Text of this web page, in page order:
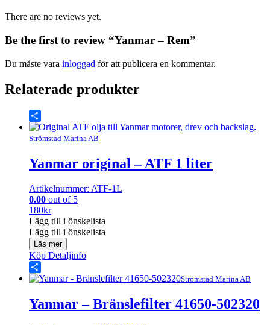
There are no reviews yet.
Be the first to review “Yanmar – Rem”
Du måste vara inloggad för att publicera en kommentar.
Relaterade produkter
Share
Strömstad Marina AB
Yanmar original – ATF 1 liter
Artikelnummer: ATF-1L
0.00 out of 5
180kr
Lägg till i önskelista
Lägg till i önskelista
Läs mer
Köp Detaljinfo
Share Strömstad Marina AB
Yanmar – Bränslefilter 41650-502320